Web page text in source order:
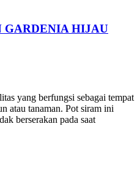
GARDENIA HIJAU
yang berfungsi sebagai tempat
atau tanaman. Pot siram ini
berserakan pada saat